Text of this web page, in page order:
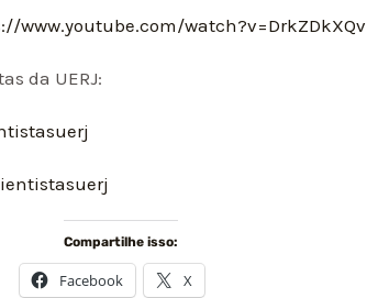
www.youtube.com/
da UERJ:
Compartilhe isso:
Facebook X